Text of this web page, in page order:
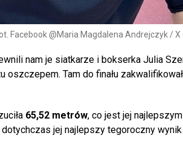
Facebook @Maria Magdalena Andrejczyk / X
nam je siatkarze i bokserka Julia
Tam do finału
65,52 metrów, co jest jej najlepszym
jej najlepszy tegoroczny